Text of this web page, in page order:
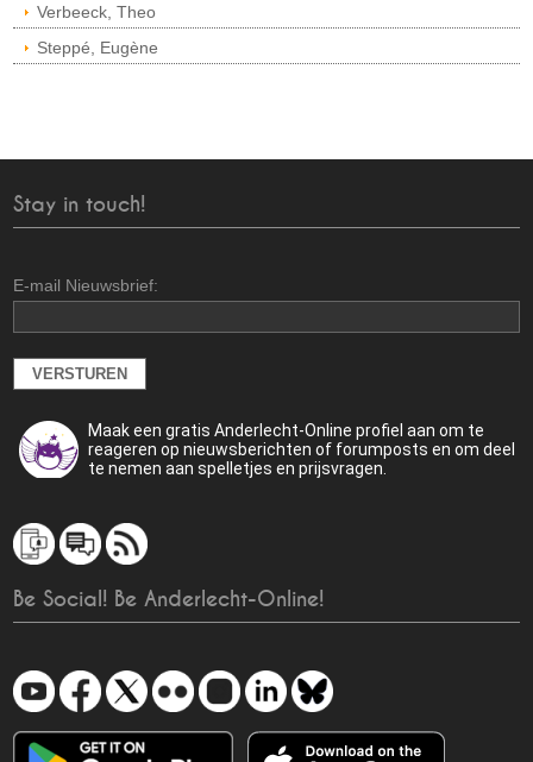
Verbeeck, Theo
Steppé, Eugène
Stay in touch!
E-mail Nieuwsbrief:
Maak een gratis Anderlecht-Online profiel aan om te
reageren op nieuwsberichten of forumposts en om deel
te nemen aan spelletjes en prijsvragen.
Be Social! Be Anderlecht-Online!